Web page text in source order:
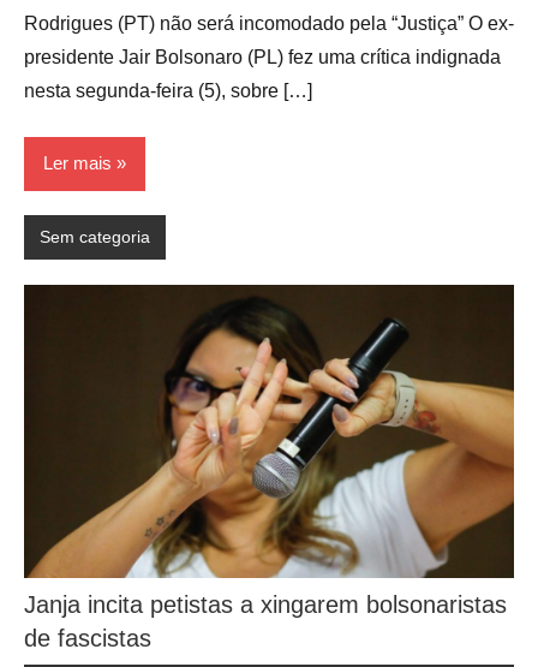
Rodrigues (PT) não será incomodado pela “Justiça” O ex-
presidente Jair Bolsonaro (PL) fez uma crítica indignada
nesta segunda-feira (5), sobre […]
Ler mais
Sem categoria
Janja incita petistas a xingarem bolsonaristas
de fascistas